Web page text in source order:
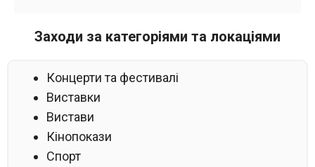
Заходи за категоріями та локаціями
Концерти та фестивалі
Виставки
Вистави
Кінопокази
Спорт